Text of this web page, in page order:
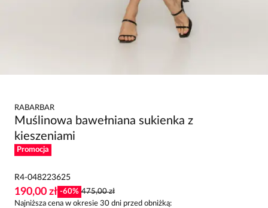
RABARBAR
Muślinowa bawełniana sukienka z
kieszeniami
Promocja
R4-048223625
190,00 zł -60% 475,00 zł
Najniższa cena w okresie 30 dni przed obniżką: